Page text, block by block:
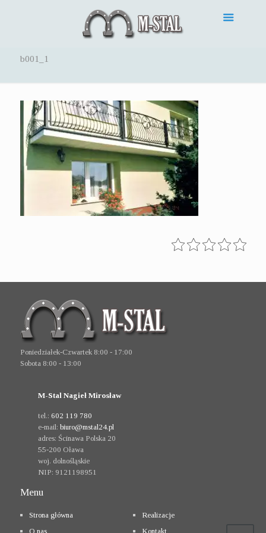
b001_1
Poniedziałek-Czwartek 8:00 - 17:00
Sobota 8:00 - 13:00
M-Stal Nagieł Mirosław
tel.: 602 119 780
e-mail: biuro@mstal24.pl
adres: Ścinawa Polska 20
55-200 Oława
woj. dolnośląskie
NIP: 9121198951
Menu
Strona główna
O nas
Realizacje
Kontakt